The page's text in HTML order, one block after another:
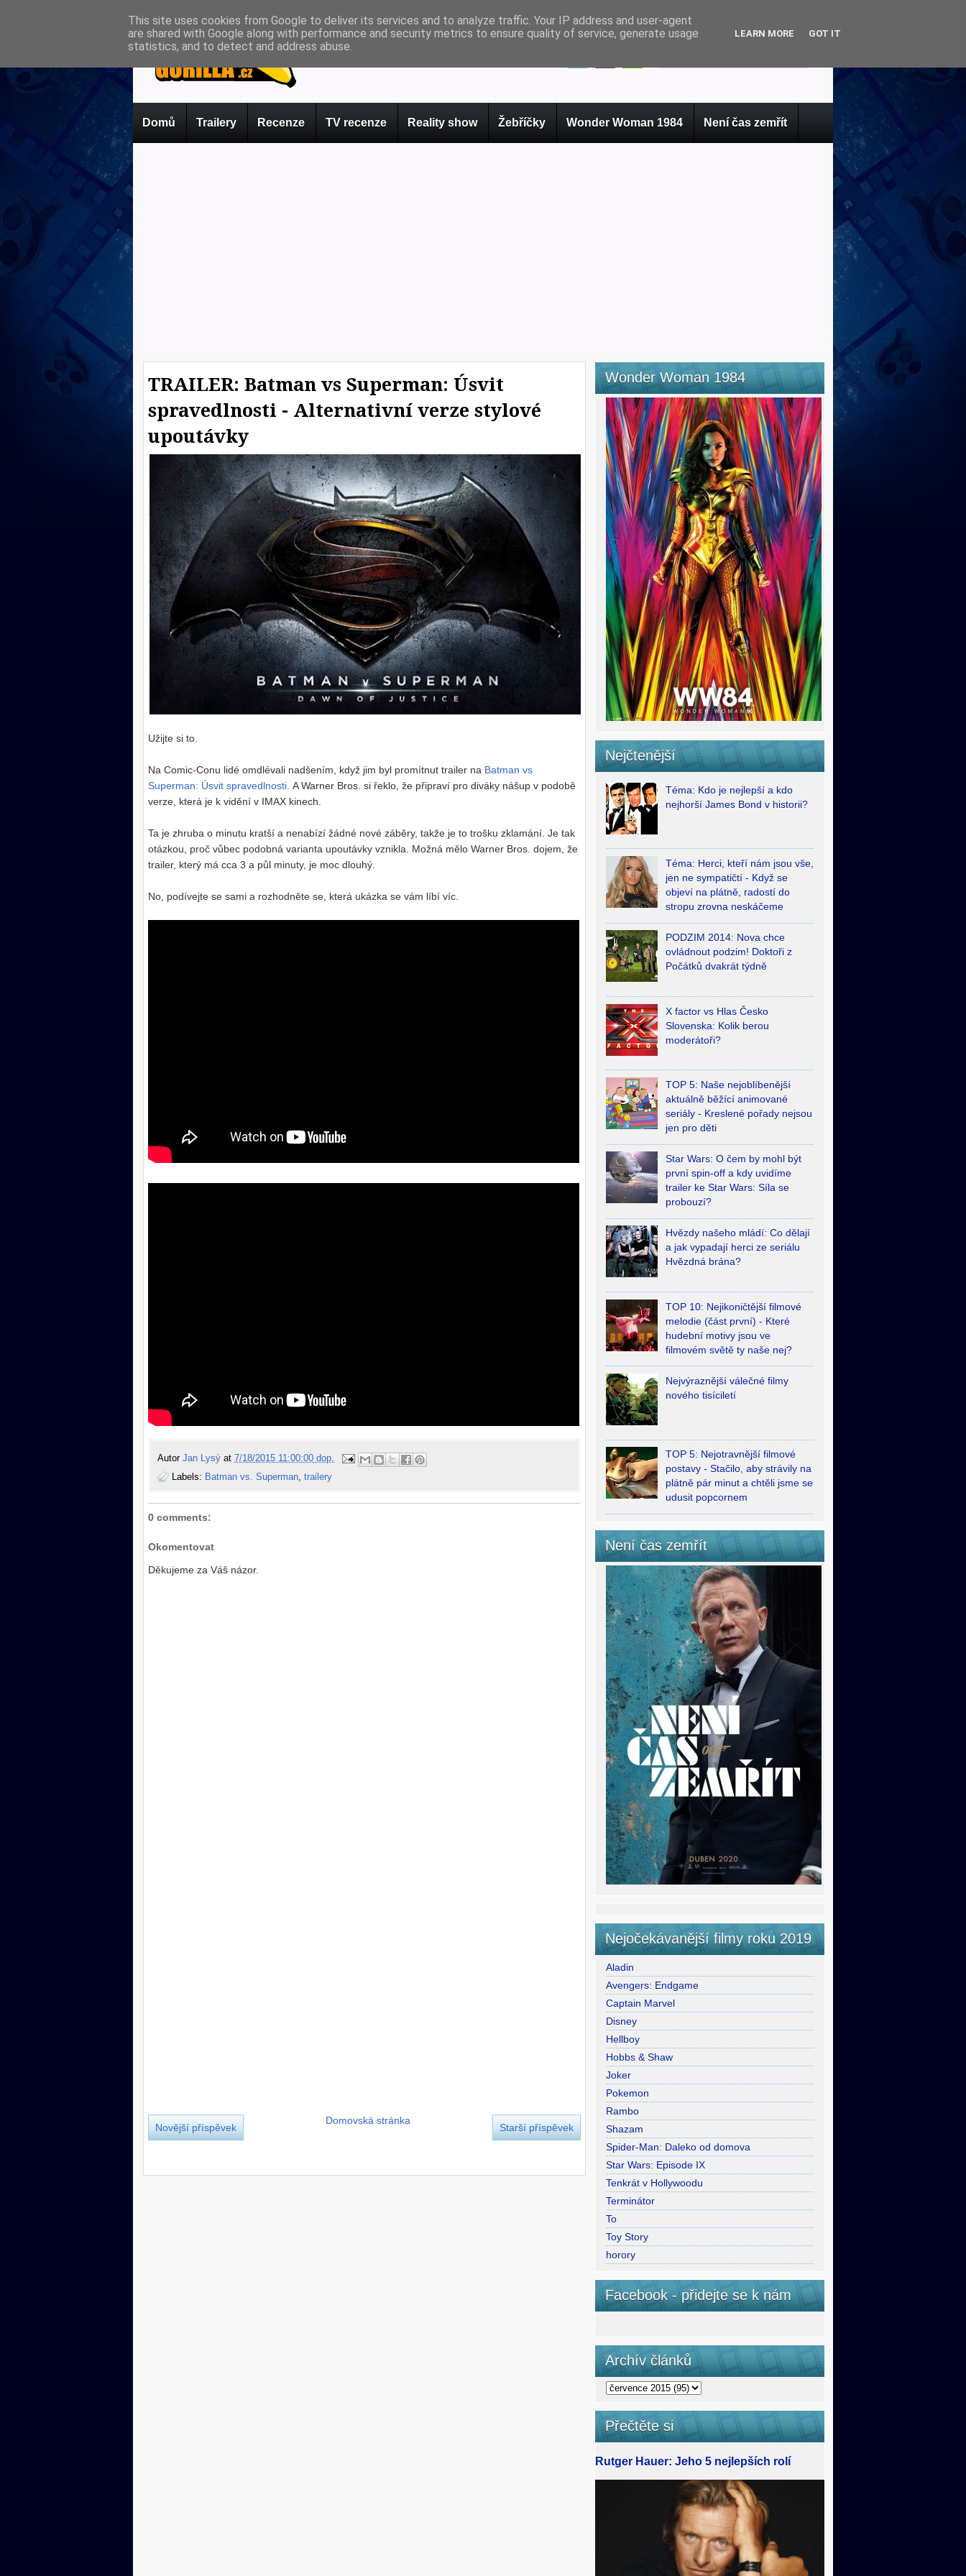
Domů Trailery Recenze TV recenze Reality show Žebříčky Wonder Woman 1984 Není čas zemřít
TRAILER: Batman vs Superman: Úsvit
spravedlnosti - Alternativní verze stylové
upoutávky
Užijte si to.
Na Comic-Conu lidé omdlévali nadšením, když jim byl promítnut trailer na Batman vs
Superman: Úsvit spravedlnosti. A Warner Bros. si řeklo, že připraví pro diváky nášup v podobě
verze, která je k vidění v IMAX kinech.
Ta je zhruba o minutu kratší a nenabízí žádné nové záběry, takže je to trošku zklamání. Je tak
otázkou, proč vůbec podobná varianta upoutávky vznikla. Možná mělo Warner Bros. dojem, že
trailer, který má cca 3 a půl minuty, je moc dlouhý.
No, podívejte se sami a rozhodněte se, která ukázka se vám líbí víc.
Autor Jan Lysý at 7/18/2015 11:00:00 dop.
Labels: Batman vs. Superman trailery
0 comments:
Okomentovat
Děkujeme za Váš názor.
Novější příspěvek Starší příspěvek
Domovská stránka
Wonder Woman 1984
Nejčtenější
Téma: Kdo je nejlepší a kdo
nejhorší James Bond v historii?
Téma: Herci, kteří nám jsou vše,
jen ne sympatičtí - Když se
objeví na plátně, radostí do
stropu zrovna neskáčeme
PODZIM 2014: Nova chce
ovládnout podzim! Doktoři z
Počátků dvakrát týdně
X factor vs Hlas Česko
Slovenska: Kolik berou
moderátoři?
TOP 5: Naše nejoblíbenější
aktuálně běžící animované
seriály - Kreslené pořady nejsou
jen pro děti
Star Wars: O čem by mohl být
první spin-off a kdy uvidíme
trailer ke Star Wars: Síla se
probouzí?
Hvězdy našeho mládí: Co dělají
a jak vypadají herci ze seriálu
Hvězdná brána?
TOP 10: Nejikoničtější filmové
melodie (část první) - Které
hudební motivy jsou ve
filmovém světě ty naše nej?
Nejvýraznější válečné filmy
nového tisíciletí
TOP 5: Nejotravnější filmové
postavy - Stačilo, aby strávily na
plátně pár minut a chtěli jsme se
udusit popcornem
Není čas zemřít
Nejočekávanější filmy roku 2019
Aladin
Avengers: Endgame
Captain Marvel
Disney
Hellboy
Hobbs & Shaw
Joker
Pokemon
Rambo
Shazam
Spider-Man: Daleko od domova
Star Wars: Episode IX
Tenkrát v Hollywoodu
Terminátor
To
Toy Story
horory
Facebook - přidejte se k nám
Archív článků
Přečtěte si
Rutger Hauer: Jeho 5 nejlepších rolí
This site uses cookies from Google to deliver its services and to analyze traffic. Your IP address and user-agent
are shared with Google along with performance and security metrics to ensure quality of service, generate usage
statistics, and to detect and address abuse.
LEARN MORE GOT IT